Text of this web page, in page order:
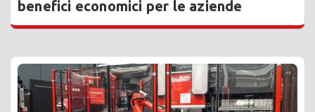
benefici economici per le aziende